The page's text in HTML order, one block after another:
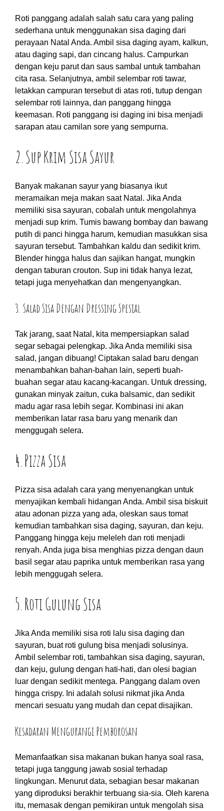
Roti panggang adalah salah satu cara yang paling
sederhana untuk menggunakan sisa daging dari
perayaan Natal Anda. Ambil sisa daging ayam, kalkun,
atau daging sapi, dan cincang halus. Campurkan
dengan keju parut dan saus sambal untuk tambahan
cita rasa. Selanjutnya, ambil selembar roti tawar,
letakkan campuran tersebut di atas roti, tutup dengan
selembar roti lainnya, dan panggang hingga
keemasan. Roti panggang isi daging ini bisa menjadi
sarapan atau camilan sore yang sempurna.
2. Sup Krim Sisa Sayur
Banyak makanan sayur yang biasanya ikut
meramaikan meja makan saat Natal. Jika Anda
memiliki sisa sayuran, cobalah untuk mengolahnya
menjadi sup krim. Tumis bawang bombay dan bawang
putih di panci hingga harum, kemudian masukkan sisa
sayuran tersebut. Tambahkan kaldu dan sedikit krim.
Blender hingga halus dan sajikan hangat, mungkin
dengan taburan crouton. Sup ini tidak hanya lezat,
tetapi juga menyehatkan dan mengenyangkan.
3. Salad Sisa Dengan Dressing Spesial
Tak jarang, saat Natal, kita mempersiapkan salad
segar sebagai pelengkap. Jika Anda memiliki sisa
salad, jangan dibuang! Ciptakan salad baru dengan
menambahkan bahan-bahan lain, seperti buah-
buahan segar atau kacang-kacangan. Untuk dressing,
gunakan minyak zaitun, cuka balsamic, dan sedikit
madu agar rasa lebih segar. Kombinasi ini akan
memberikan latar rasa baru yang menarik dan
menggugah selera.
4. Pizza Sisa
Pizza sisa adalah cara yang menyenangkan untuk
menyajikan kembali hidangan Anda. Ambil sisa biskuit
atau adonan pizza yang ada, oleskan saus tomat
kemudian tambahkan sisa daging, sayuran, dan keju.
Panggang hingga keju meleleh dan roti menjadi
renyah. Anda juga bisa menghias pizza dengan daun
basil segar atau paprika untuk memberikan rasa yang
lebih menggugah selera.
5. Roti Gulung Sisa
Jika Anda memiliki sisa roti lalu sisa daging dan
sayuran, buat roti gulung bisa menjadi solusinya.
Ambil selembar roti, tambahkan sisa daging, sayuran,
dan keju, gulung dengan hati-hati, dan olesi bagian
luar dengan sedikit mentega. Panggang dalam oven
hingga crispy. Ini adalah solusi nikmat jika Anda
mencari sesuatu yang mudah dan cepat disajikan.
Kesadaran Mengurangi Pemborosan
Memanfaatkan sisa makanan bukan hanya soal rasa,
tetapi juga tanggung jawab sosial terhadap
lingkungan. Menurut data, sebagian besar makanan
yang diproduksi berakhir terbuang sia-sia. Oleh karena
itu, memasak dengan pemikiran untuk mengolah sisa